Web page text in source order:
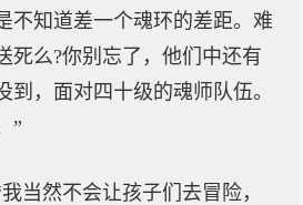
不知道差一个魂环的差距。难
死么?你别忘了，他们中还有
到，面对四十级的魂师队伍。
”
当然不会让孩子们去冒险，